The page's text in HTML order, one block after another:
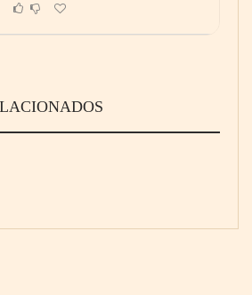
anuncia que se ha
dosis a un paciente